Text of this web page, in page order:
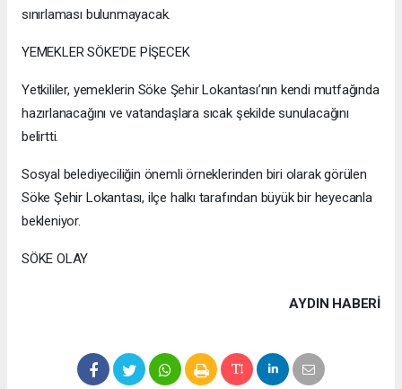
sınırlaması bulunmayacak.
YEMEKLER SÖKE’DE PİŞECEK
Yetkililer, yemeklerin Söke Şehir Lokantası’nın kendi mutfağında
hazırlanacağını ve vatandaşlara sıcak şekilde sunulacağını
belirtti.
Sosyal belediyeciliğin önemli örneklerinden biri olarak görülen
Söke Şehir Lokantası, ilçe halkı tarafından büyük bir heyecanla
bekleniyor.
SÖKE OLAY
AYDIN HABERİ